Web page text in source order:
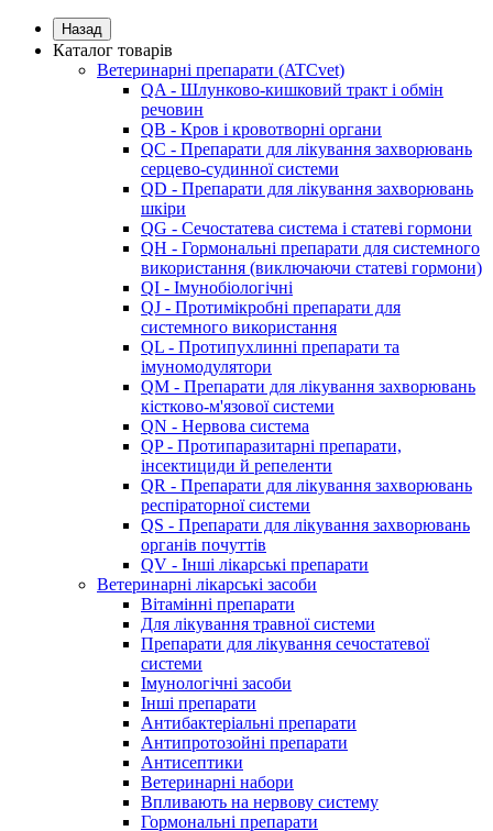
Назад
Каталог товарів
Ветеринарні препарати (ATCvet)
QA - Шлунково-кишковий тракт і обмін
речовин
QB - Кров і кровотворні органи
QC - Препарати для лікування захворювань
серцево-судинної системи
QD - Препарати для лікування захворювань
шкіри
QG - Сечостатева система і статеві гормони
QH - Гормональні препарати для системного
використання (виключаючи статеві гормони)
QI - Імунобіологічні
QJ - Протимікробні препарати для
системного використання
QL - Протипухлинні препарати та
імуномодулятори
QM - Препарати для лікування захворювань
кістково-м'язової системи
QN - Нервова система
QP - Протипаразитарні препарати,
інсектициди й репеленти
QR - Препарати для лікування захворювань
респіраторної системи
QS - Препарати для лікування захворювань
органів почуттів
QV - Інші лікарські препарати
Ветеринарні лікарські засоби
Вітамінні препарати
Для лікування травної системи
Препарати для лікування сечостатевої
системи
Імунологічні засоби
Інші препарати
Антибактеріальні препарати
Антипротозойні препарати
Антисептики
Ветеринарні набори
Впливають на нервову систему
Гормональні препарати